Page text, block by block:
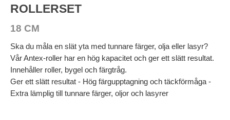
ROLLERSET
18 CM
Ska du måla en slät yta med tunnare färger, olja eller lasyr?
Vår Antex-roller har en hög kapacitet och ger ett slätt resultat.
Innehåller roller, bygel och färgtråg.
Ger ett slätt resultat - Hög färgupptagning och täckförmåga -
Extra lämplig till tunnare färger, oljor och lasyrer